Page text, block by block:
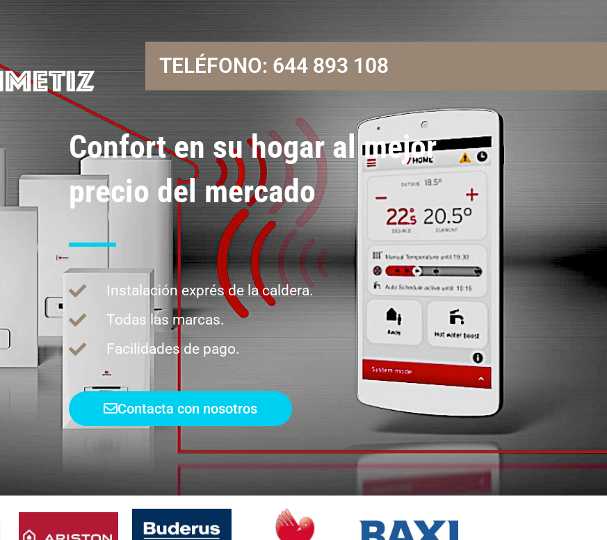
TELÉFONO: 644 893 108
Confort en su hogar al mejor
precio del mercado
Instalación exprés de la caldera.
Todas las marcas.
Facilidades de pago.
Contacta con nosotros